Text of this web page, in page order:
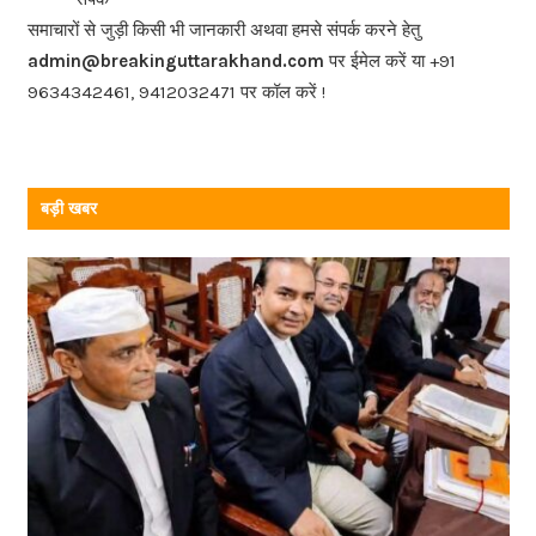
o
o
k
समाचारों से जुड़ी किसी भी जानकारी अथवा हमसे संपर्क करने हेतु
admin@breakinguttarakhand.com पर ईमेल करें या +91
9634342461, 9412032471 पर कॉल करें !
बड़ी खबर